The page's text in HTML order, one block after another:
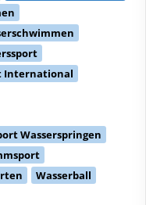
International
Wasserspringen
Wasserball